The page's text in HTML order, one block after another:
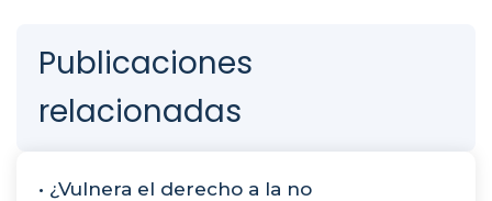
Publicaciones
relacionadas
• ¿Vulnera el derecho a la no